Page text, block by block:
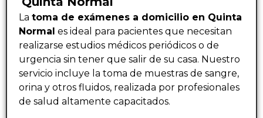
La toma de exámenes a domicilio en Quinta
Normal es ideal para pacientes que necesitan
realizarse estudios médicos periódicos o de
urgencia sin tener que salir de su casa. Nuestro
servicio incluye la toma de muestras de sangre,
orina y otros fluidos, realizada por profesionales
de salud altamente capacitados.